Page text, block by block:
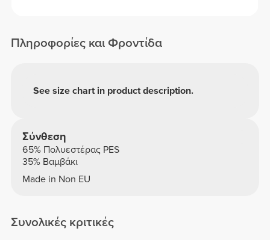
Πληροφορίες και Φροντίδα
See size chart in product description.
Σύνθεση
65% Πολυεστέρας PES
35% Βαμβάκι
Made in Non EU
Συνολικές κριτικές